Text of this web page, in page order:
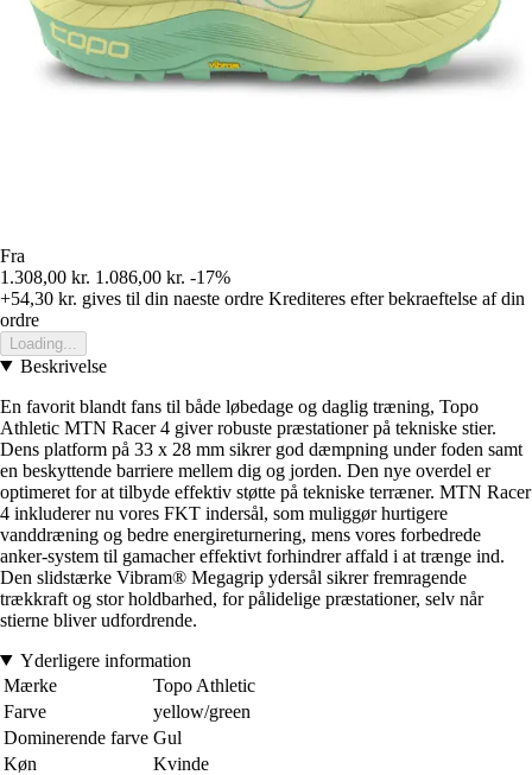
Fra
1.308,00 kr. 1.086,00 kr. -17%
+54,30 kr. gives til din naeste ordre Krediteres efter bekraeftelse af din
ordre
Loading...
Beskrivelse
En favorit blandt fans til både løbedage og daglig træning, Topo
Athletic MTN Racer 4 giver robuste præstationer på tekniske stier.
Dens platform på 33 x 28 mm sikrer god dæmpning under foden samt
en beskyttende barriere mellem dig og jorden. Den nye overdel er
optimeret for at tilbyde effektiv støtte på tekniske terræner. MTN Racer
4 inkluderer nu vores FKT indersål, som muliggør hurtigere
vanddræning og bedre energireturnering, mens vores forbedrede
anker-system til gamacher effektivt forhindrer affald i at trænge ind.
Den slidstærke Vibram® Megagrip ydersål sikrer fremragende
trækkraft og stor holdbarhed, for pålidelige præstationer, selv når
stierne bliver udfordrende.
Yderligere information
Mærke
Topo Athletic
Farve
yellow/green
Dominerende farve Gul
Køn
Kvinde